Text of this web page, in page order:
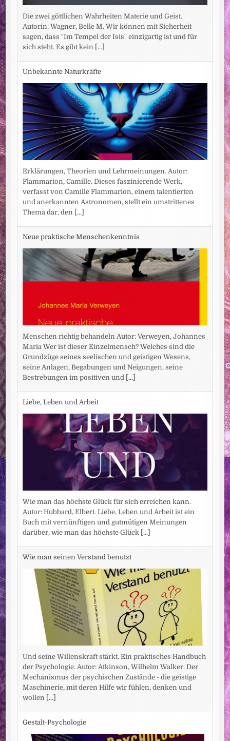
Die zwei göttlichen Wahrheiten Materie und Geist.
Autorin: Wagner, Belle M. Wir können mit Sicherheit
sagen, dass "Im Tempel der Isis" einzigartig ist und für
sich steht. Es gibt kein [...]
Unbekannte Naturkräfte
Erklärungen, Theorien und Lehrmeinungen. Autor:
Flammarion, Camille. Dieses faszinierende Werk,
verfasst von Camille Flammarion, einem talentierten
und anerkannten Astronomen, stellt ein umstrittenes
Thema dar, den [...]
Neue praktische Menschenkenntnis
Menschen richtig behandeln Autor: Verweyen, Johannes
Maria Wer ist dieser Einzelmensch? Welches sind die
Grundzüge seines seelischen und geistigen Wesens,
seine Anlagen, Begabungen und Neigungen, seine
Bestrebungen im positiven und [...]
Liebe, Leben und Arbeit
Wie man das höchste Glück für sich erreichen kann.
Autor: Hubbard, Elbert. Liebe, Leben und Arbeit ist ein
Buch mit vernünftigen und gutmütigen Meinungen
darüber, wie man das höchste Glück [...]
Wie man seinen Verstand benutzt
Und seine Willenskraft stärkt. Ein praktisches Handbuch
der Psychologie. Autor: Atkinson, Wilhelm Walker. Der
Mechanismus der psychischen Zustände - die geistige
Maschinerie, mit deren Hilfe wir fühlen, denken und
wollen [...]
Gestalt-Psychologie